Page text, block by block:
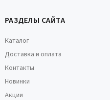
РАЗДЕЛЫ САЙТА
Каталог
Доставка и оплата
Контакты
Новинки
Акции